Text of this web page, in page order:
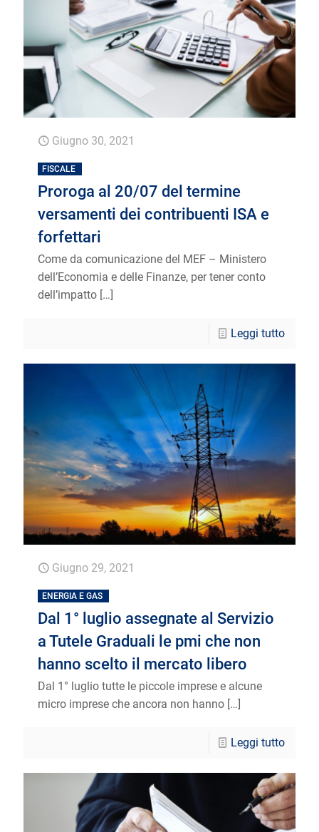
Giugno 30, 2021
FISCALE
Proroga al 20/07 del termine
versamenti dei contribuenti ISA e
forfettari
Come da comunicazione del MEF – Ministero
dell’Economia e delle Finanze, per tener conto
dell’impatto […]
Leggi tutto
Giugno 29, 2021
ENERGIA E GAS
Dal 1° luglio assegnate al Servizio
a Tutele Graduali le pmi che non
hanno scelto il mercato libero
Dal 1° luglio tutte le piccole imprese e alcune
micro imprese che ancora non hanno […]
Leggi tutto